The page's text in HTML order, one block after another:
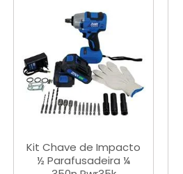
Kit Chave de Impacto
½ Parafusadeira ¼